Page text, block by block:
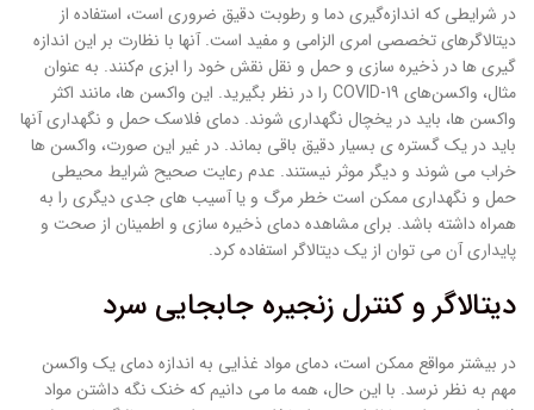
در شرایطی که اندازه‌گیری دما و رطوبت دقیق ضروری است، استفاده از
دیتالاگرهای تخصصی امری الزامی و مفید است. آنها با نظارت بر این اندازه
گیری ها در ذخیره سازی و حمل و نقل نقش خود را ابزی م‌کنند. به عنوان
مثال، واکسن‌های COVID-19 را در نظر بگیرید. این واکسن ها، مانند اکثر
واکسن ها، باید در یخچال نگهداری شوند. دمای فلاسک حمل و نگهداری آنها
باید در یک گستره ی بسیار دقیق باقی بماند. در غیر این صورت، واکسن ها
خراب می شوند و دیگر موثر نیستند. عدم رعایت صحیح شرایط محیطی
حمل و نگهداری ممکن است خطر مرگ و یا آسیب های جدی دیگری را به
همراه داشته باشد. برای مشاهده دمای ذخیره سازی و اطمینان از صحت و
پایداری آن می توان از یک دیتالاگر استفاده کرد.
دیتالاگر و کنترل زنجیره جابجایی سرد
در بیشتر مواقع ممکن است، دمای مواد غذایی به اندازه دمای یک واکسن
مهم به نظر نرسد. با این حال، همه ما می دانیم که خنک نگه داشتن مواد